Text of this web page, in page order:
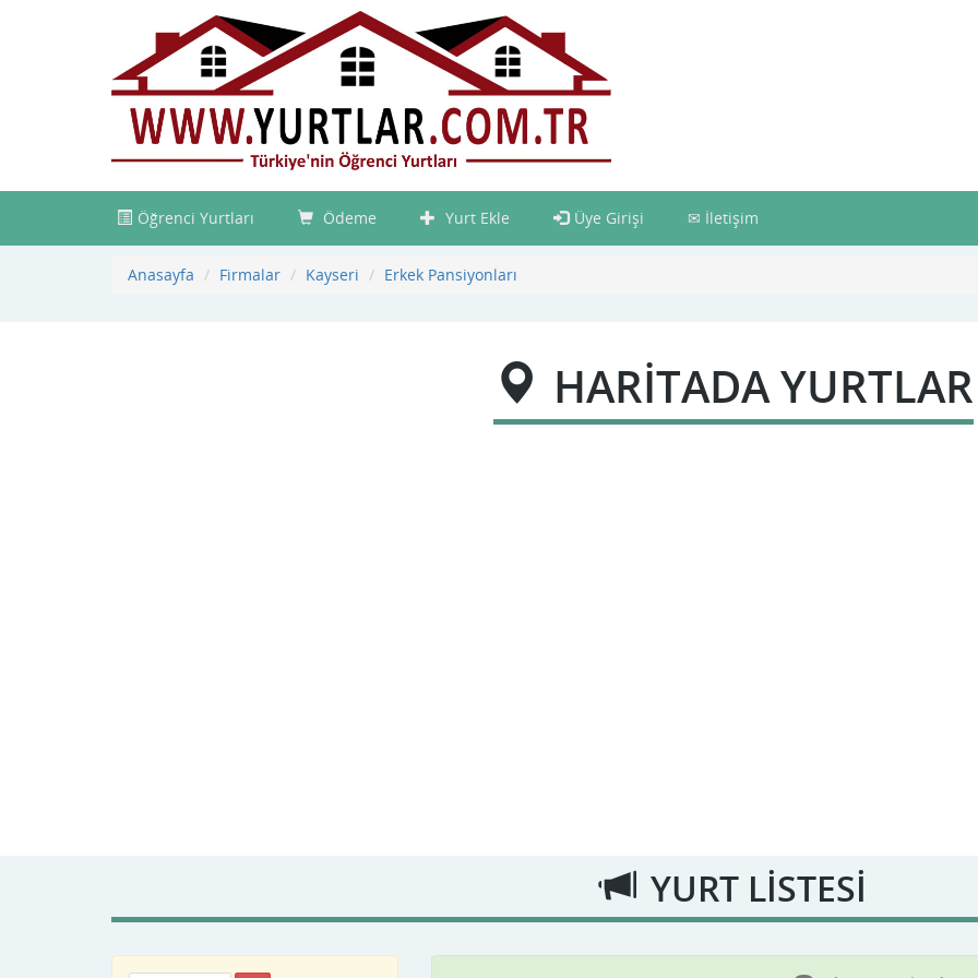
Öğrenci Yurtları Ödeme Yurt Ekle Üye Girişi İletişim
Anasayfa Firmalar Kayseri Erkek Pansiyonları
HARİTADA YURTLAR
YURT LİSTESİ